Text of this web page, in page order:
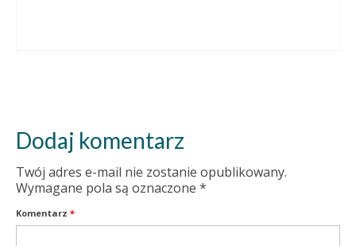
Dodaj komentarz
Twój adres e-mail nie zostanie opublikowany.
Wymagane pola są oznaczone *
Komentarz *